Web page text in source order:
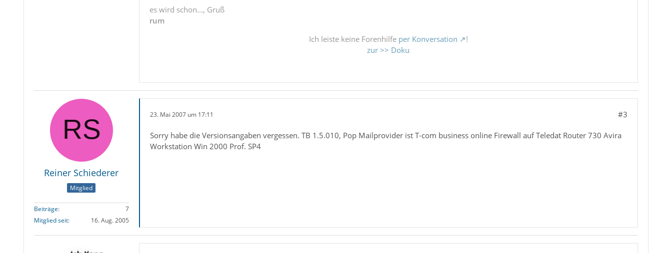
es wird schon..., Gruß
rum
Ich leiste keine Forenhilfe per Konversation
!
zur >> Doku
Reiner Schiederer
Mitglied
Beiträge
7
Mitglied seit
16. Aug. 2005
23. Mai 2007 um 17:11 #3
Sorry habe die Versionsangaben vergessen. TB 1.5.010, Pop Mailprovider ist T-com business online Firewall auf Teledat Router 730 Avira
Workstation Win 2000 Prof. SP4